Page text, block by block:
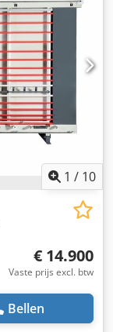
1 / 10
€ 14.900
Vaste prijs excl. btw
Bellen